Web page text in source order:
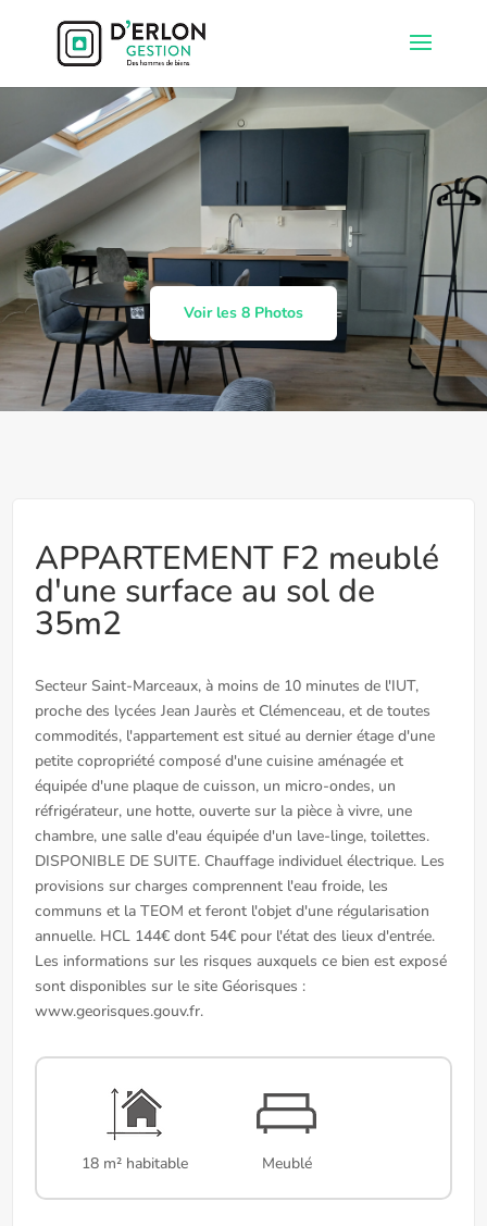
Voir les 8 Photos
APPARTEMENT F2 meublé
d'une surface au sol de
35m2
Secteur Saint-Marceaux, à moins de 10 minutes de l'IUT,
proche des lycées Jean Jaurès et Clémenceau, et de toutes
commodités, l'appartement est situé au dernier étage d'une
petite copropriété composé d'une cuisine aménagée et
équipée d'une plaque de cuisson, un micro-ondes, un
réfrigérateur, une hotte, ouverte sur la pièce à vivre, une
chambre, une salle d'eau équipée d'un lave-linge, toilettes.
DISPONIBLE DE SUITE. Chauffage individuel électrique. Les
provisions sur charges comprennent l'eau froide, les
communs et la TEOM et feront l'objet d'une régularisation
annuelle. HCL 144€ dont 54€ pour l'état des lieux d'entrée.
Les informations sur les risques auxquels ce bien est exposé
sont disponibles sur le site Géorisques :
www.georisques.gouv.fr.
18 m² habitable Meublé